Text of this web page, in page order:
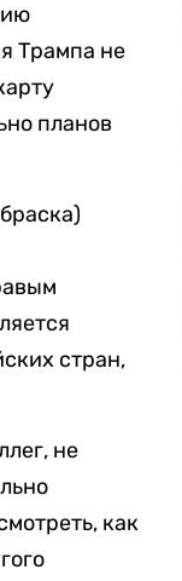
Трампа не
планов
стран,
не
как